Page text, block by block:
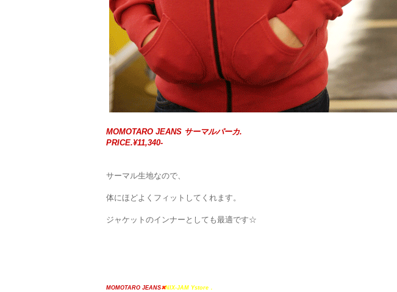
MOMOTARO JEANS サーマルパーカ.
PRICE.¥11,340-
サーマル生地なので、
体にほどよくフィットしてくれます。
ジャケットのインナーとしても最適です☆
MOMOTARO JEANS✖NIX-JAM Ystore．